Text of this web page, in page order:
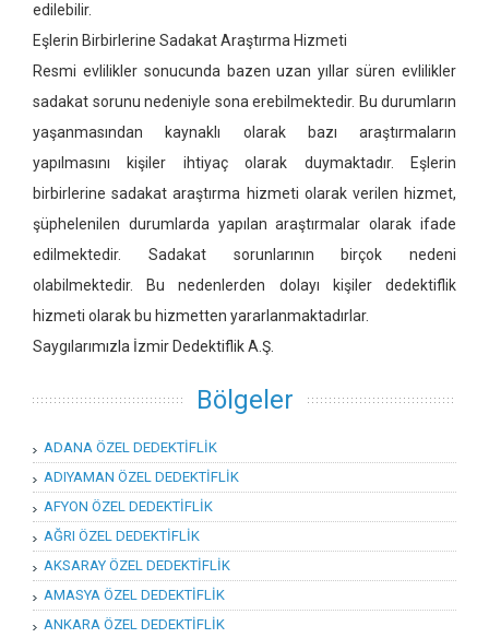
edilebilir.
Eşlerin Birbirlerine Sadakat Araştırma Hizmeti
Resmi evlilikler sonucunda bazen uzan yıllar süren evlilikler
sadakat sorunu nedeniyle sona erebilmektedir. Bu durumların
yaşanmasından kaynaklı olarak bazı araştırmaların
yapılmasını kişiler ihtiyaç olarak duymaktadır. Eşlerin
birbirlerine sadakat araştırma hizmeti olarak verilen hizmet,
şüphelenilen durumlarda yapılan araştırmalar olarak ifade
edilmektedir. Sadakat sorunlarının birçok nedeni
olabilmektedir. Bu nedenlerden dolayı kişiler dedektiflik
hizmeti olarak bu hizmetten yararlanmaktadırlar.
Saygılarımızla İzmir Dedektiflik A.Ş.
Bölgeler
ADANA ÖZEL DEDEKTİFLİK
ADIYAMAN ÖZEL DEDEKTİFLİK
AFYON ÖZEL DEDEKTİFLİK
AĞRI ÖZEL DEDEKTİFLİK
AKSARAY ÖZEL DEDEKTİFLİK
AMASYA ÖZEL DEDEKTİFLİK
ANKARA ÖZEL DEDEKTİFLİK